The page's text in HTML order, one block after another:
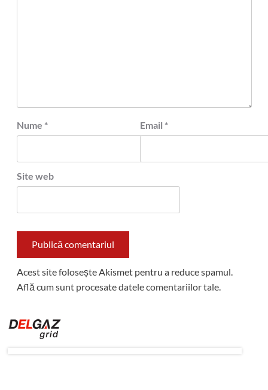
Nume * Email *
Site web
Acest site folosește Akismet pentru a reduce spamul.
Află cum sunt procesate datele comentariilor tale.